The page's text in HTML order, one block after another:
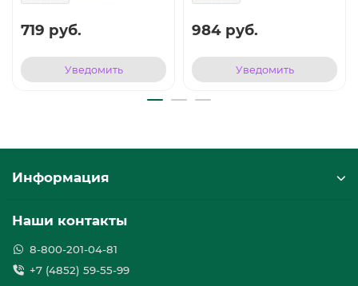
719 руб.
Уведомить
984 руб.
Уведомить
Информация
Наши контакты
8-800-201-04-81
+7 (4852) 59-55-99